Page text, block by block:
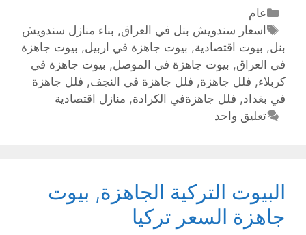
عام
اسعار سندويش بنل في العراق, بناء منازل سندويش
بنل , بيوت اقتصادية, بيوت جاهزة في اربيل , بيوت جاهزة
في العراق, بيوت جاهزة في الموصل , بيوت جاهزة في
كربلاء, فلل جاهزة, فلل جاهزة في النجف, فلل جاهزة
في بغداد, فلل جاهزةفي الكرادة, منازل اقتصادية
تعليق واحد
البيوت التركية الجاهزة, بيوت
جاهزة السعر تركيا